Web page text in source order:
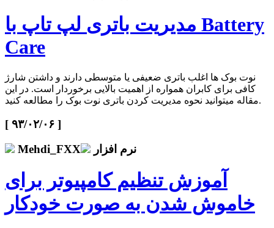
مدیریت باتری لپ تاپ با Battery
Care
نوت بوک ها اغلب باتری ضعیفی یا متوسطی دارند و داشتن شارژ
کافی برای کابران همواره از اهمیت بالایی برخوردار است. در این
مقاله میتوانید نحوه مدیریت کردن باتری نوت بوک را مطالعه کنید.
[ ۹۳/۰۲/۰۶ ]
Mehdi_FXX
نرم افزار
آموزش تنظیم کامپیوتر برای
خاموش شدن به صورت خودکار